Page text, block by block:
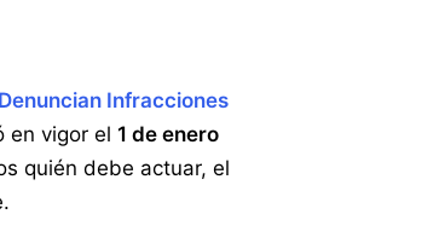
Infracciones
en vigor el 1 de enero
quién debe actuar, el